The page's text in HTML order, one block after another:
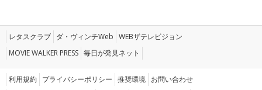
レタスクラブ ダ・ヴィンチWeb WEBザテレビジョン
MOVIE WALKER PRESS 毎日が発見ネット
利用規約 プライバシーポリシー 推奨環境 お問い合わせ